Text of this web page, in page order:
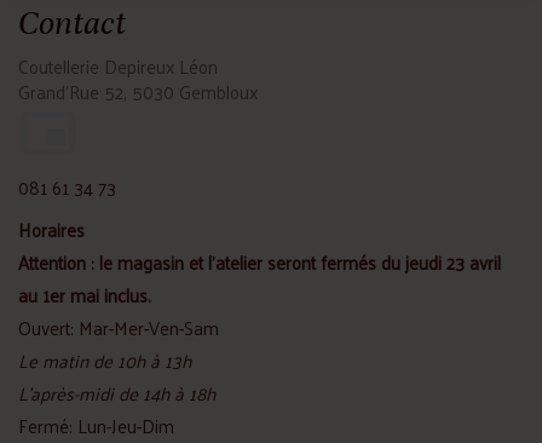
Contact
Coutellerie Depireux Léon
Grand'Rue 52, 5030 Gembloux
081 61 34 73
Horaires
Attention : le magasin et l'atelier seront fermés du jeudi 23 avril
au 1er mai inclus.
Ouvert: Mar-Mer-Ven-Sam
Le matin de 10h à 13h
L'après-midi de 14h à 18h
Fermé: Lun-Jeu-Dim